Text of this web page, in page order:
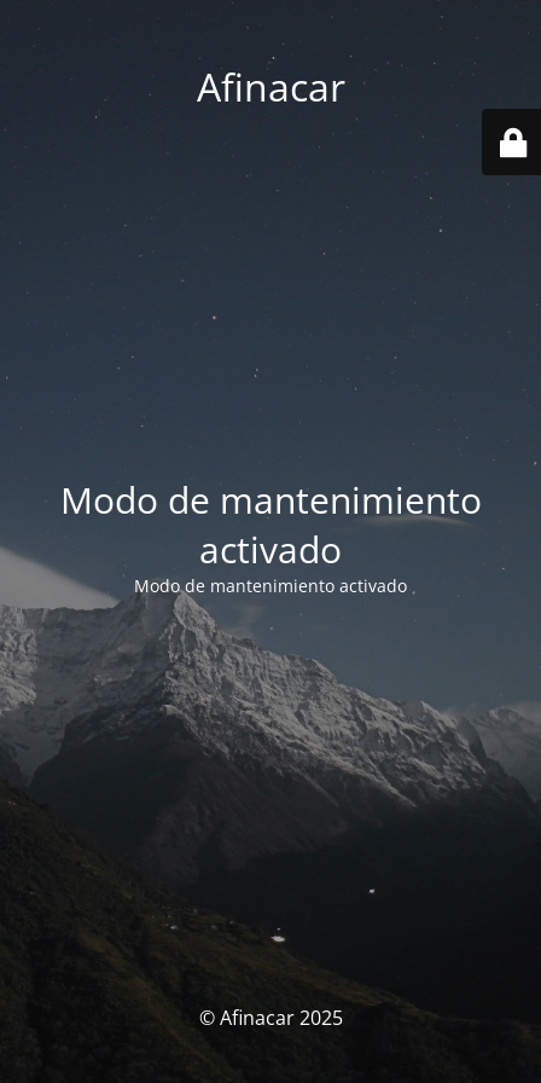
Afinacar
Modo de mantenimiento
activado
Modo de mantenimiento activado
© Afinacar 2025